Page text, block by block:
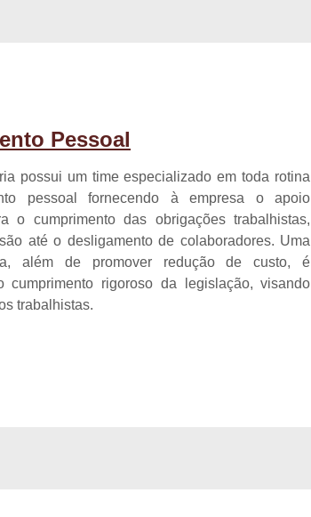
Pessoal
possui um time especializado em toda rotina
pessoal fornecendo à empresa o apoio
o cumprimento das obrigações trabalhistas,
até o desligamento de colaboradores. Uma
além de promover redução de custo, é
cumprimento rigoroso da legislação, visando
trabalhistas.